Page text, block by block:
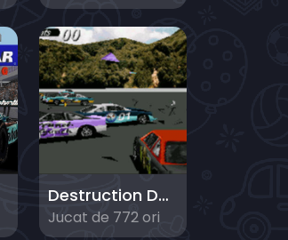
Destruction Derby
Jucat de 772 ori